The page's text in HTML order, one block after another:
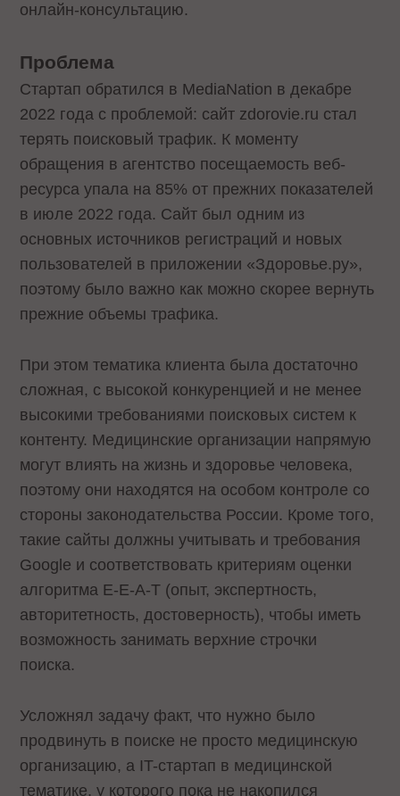
онлайн-консультацию.
Проблема
Стартап обратился в MediaNation в декабре
2022 года с проблемой: сайт zdorovie.ru стал
терять поисковый трафик. К моменту
обращения в агентство посещаемость веб-
ресурса упала на 85% от прежних показателей
в июле 2022 года. Сайт был одним из
основных источников регистраций и новых
пользователей в приложении «Здоровье.ру»,
поэтому было важно как можно скорее вернуть
прежние объемы трафика.
При этом тематика клиента была достаточно
сложная, с высокой конкуренцией и не менее
высокими требованиями поисковых систем к
контенту. Медицинские организации напрямую
могут влиять на жизнь и здоровье человека,
поэтому они находятся на особом контроле со
стороны законодательства России. Кроме того,
такие сайты должны учитывать и требования
Google и соответствовать критериям оценки
алгоритма E-E-A-T (опыт, экспертность,
авторитетность, достоверность), чтобы иметь
возможность занимать верхние строчки
поиска.
Усложнял задачу факт, что нужно было
продвинуть в поиске не просто медицинскую
организацию, а IT-стартап в медицинской
тематике, у которого пока не накопился